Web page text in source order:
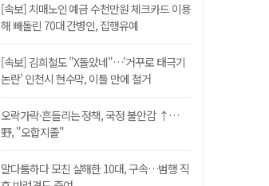
[속보] 치매노인 예금 수천만원 체크카드 이용
해 빼돌린 70대 간병인, 집행유예
[속보] 김희철도 "X돌았네"…'거꾸로 태극기
논란' 인천시 현수막, 이틀 만에 철거
오락가락·흔들리는 정책, 국정 불안감 ↑…
野, "오합지졸"
말다툼하다 모친 살해한 10대, 구속…범행 직